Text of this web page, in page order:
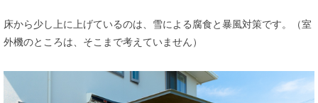
床から少し上に上げているのは、雪による腐食と暴風対策です。（室
外機のところは、そこまで考えていません）